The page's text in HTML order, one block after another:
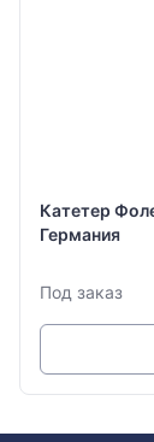
Катетер
Германия
Под заказ